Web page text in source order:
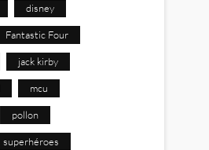
disney
Fantastic Four
jack kirby
mcu
pollon
superhéroes